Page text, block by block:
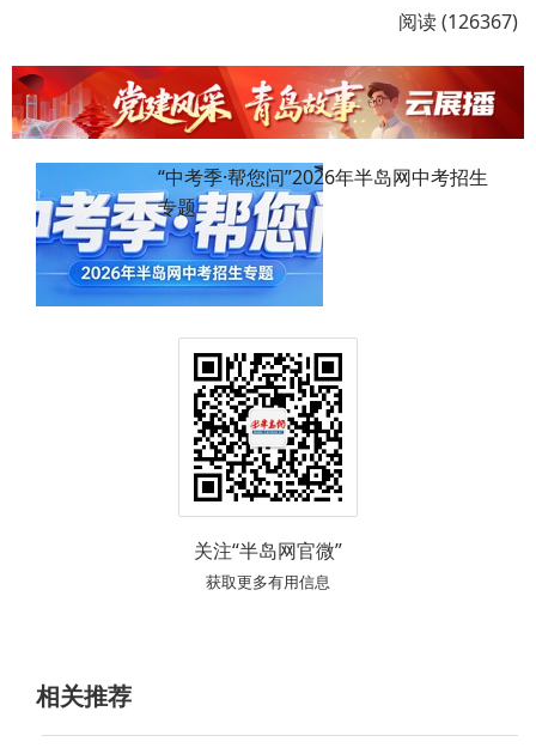
阅读 (126367)
“中考季·帮您问”2026年半岛网中考招生
专题
关注“半岛网官微”
获取更多有用信息
相关推荐